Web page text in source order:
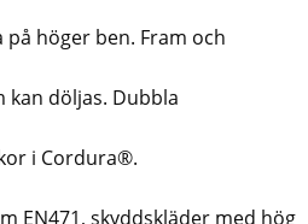
höger ben. Fram och
döljas. Dubbla
i Cordura®.
EN471, skyddskläder med hög